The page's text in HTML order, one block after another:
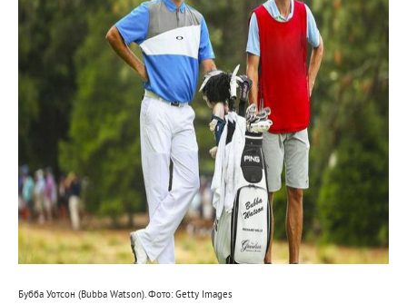
Бубба Уотсон (Bubba Watson). Фото: Getty Images